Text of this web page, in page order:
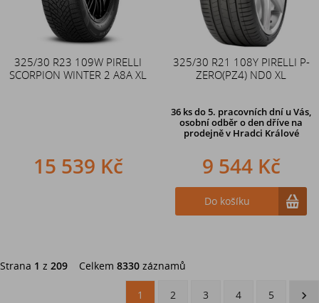
325/30 R23 109W PIRELLI
SCORPION WINTER 2 A8A XL
15 539 Kč
325/30 R21 108Y PIRELLI P-
ZERO(PZ4) ND0 XL
36 ksdo 5. pracovních dní u Vás,
osobní odběr o den dříve na
prodejněv Hradci Králové
9 544 Kč
Do košíku
Strana 1 z 209 Celkem 8330 záznamů
1 2 3 4 5